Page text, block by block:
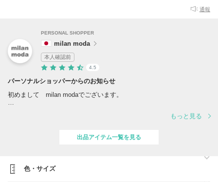
通報
PERSONAL SHOPPER
milan moda
本人確認前
4.5
パーソナルショッパーからのお知らせ
初めまして milan modaでございます。
ンドまたはブランド正規代理店等に出向き厳選した上質なアイテムを買
日本にお届けしております。
上質なアイテムを少しでもお安くBUYMAをご利用の多くの方にご提供
できればと思っております。
もっと見る
出品アイテム一覧を見る
色・サイズ